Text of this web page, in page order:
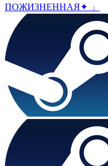
ПОЖИЗНЕННАЯ✦ 」